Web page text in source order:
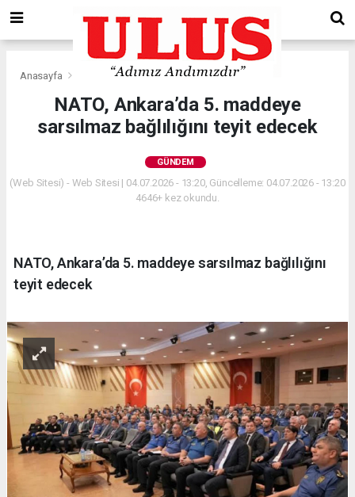
Anasayfa Gündem
NATO, Ankara’da 5. maddeye
sarsılmaz bağlılığını teyit edecek
GÜNDEM
(Web Sitesi) - Web Sitesi | 04.07.2026 - 13:20, Güncelleme: 04.07.2026 - 13:20
4646+ kez okundu.
NATO, Ankara’da 5. maddeye sarsılmaz bağlılığını
teyit edecek